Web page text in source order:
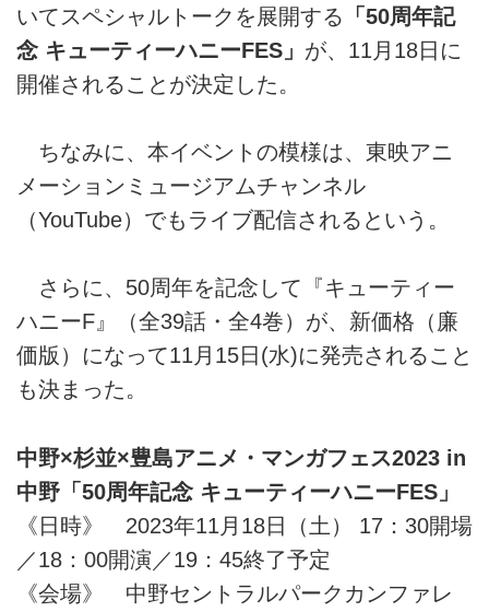
いてスペシャルトークを展開する 「50周年記
念 キューティーハニーFES」 が、11月18日に
開催されることが決定した。
ちなみに、本イベントの模様は、東映アニ
メーションミュージアムチャンネル
（YouTube）でもライブ配信されるという。
さらに、50周年を記念して『キューティー
ハニーF』（全39話・全4巻）が、新価格（廉
価版）になって11月15日(水)に発売されること
も決まった。
中野×杉並×豊島アニメ・マンガフェス2023 in
中野「50周年記念 キューティーハニーFES」
《日時》 2023年11月18日（土） 17：30開場
／18：00開演／19：45終了予定
《会場》 中野セントラルパークカンファレ